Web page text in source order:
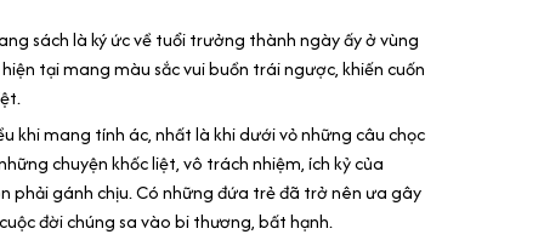
sách là ký ức về tuổi trưởng thành ngày ấy ở vùng
tại mang màu sắc vui buồn trái ngược, khiến cuốn
khi mang tính ác, nhất là khi dưới vỏ những câu chọc
chuyện khốc liệt, vô trách nhiệm, ích kỷ của
phải gánh chịu. Có những đứa trẻ đã trở nên ưa gây
đời chúng sa vào bi thương, bất hạnh.